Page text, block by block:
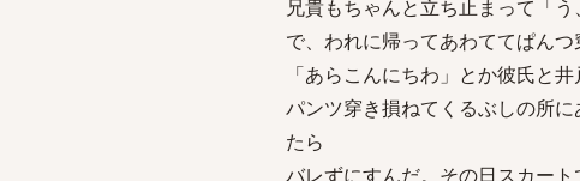
兄貴もちゃんと立ち止まって「う
で、われに帰ってあわててぱん
「あらこんにちわ」とか彼氏と井
パンツ穿き損ねてくるぶしの所
たら
バレずにすんだ。その日スカート